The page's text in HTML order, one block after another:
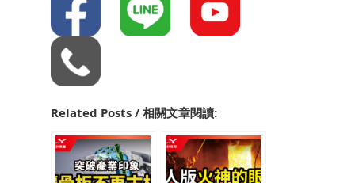
Related Posts / 相關文章閱讀: